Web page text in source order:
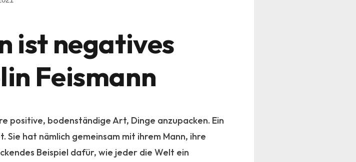
ist negatives
Feismann
positive, bodenständige Art, Dinge anzupacken. Ein
hat nämlich gemeinsam mit ihrem Mann, ihre
Beispiel dafür, wie jeder die Welt ein